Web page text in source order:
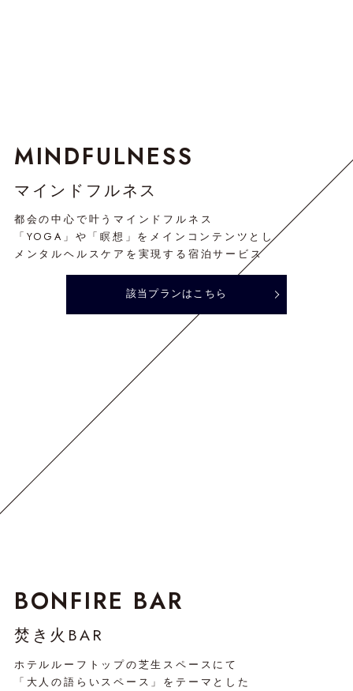
MINDFULNESS
マインドフルネス
都会の中心で叶うマインドフルネス
「YOGA」や「瞑想」をメインコンテンツとし
メンタルヘルスケアを実現する宿泊サービス
該当プランはこちら
BONFIRE BAR
焚き火BAR
ホテルルーフトップの芝生スペースにて
「大人の語らいスペース」をテーマとした